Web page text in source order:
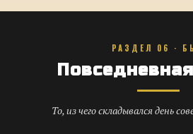
РАЗДЕЛ 06 ·
То, из чего складывался день